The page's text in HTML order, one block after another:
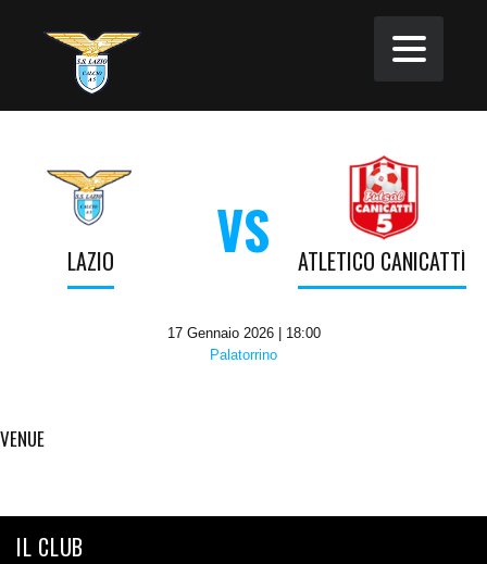
LAZIO VS ATLETICO CANICATTÌ
17 Gennaio 2026 | 18:00
Palatorrino
VENUE
IL CLUB